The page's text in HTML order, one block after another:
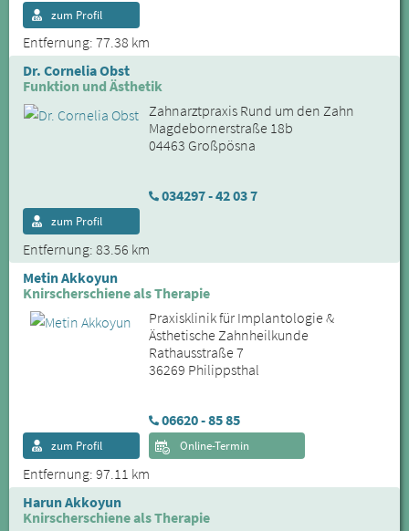
Entfernung: 77.38 km
zum Profil
Dr. Cornelia Obst
Funktion und Ästhetik
Zahnarztpraxis Rund um den Zahn
Magdebornerstraße 18b
04463 Großpösna
034297 - 42 03 7
Entfernung: 83.56 km
zum Profil
Metin Akkoyun
Knirscherschiene als Therapie
Praxisklinik für Implantologie &
Ästhetische Zahnheilkunde
Rathausstraße 7
36269 Philippsthal
06620 - 85 85
Entfernung: 97.11 km
zum Profil Online-Termin
Harun Akkoyun
Knirscherschiene als Therapie